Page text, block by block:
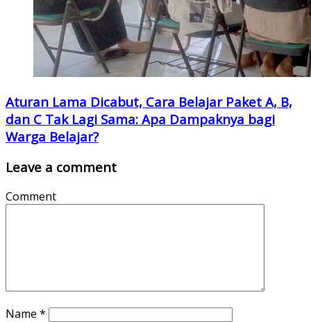
Aturan Lama Dicabut, Cara Belajar Paket A, B,
dan C Tak Lagi Sama: Apa Dampaknya bagi
Warga Belajar?
Leave a comment
Comment
Name *